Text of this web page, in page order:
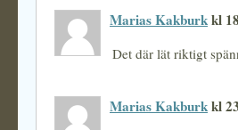
Marias Kakburkkl
Det där lät riktigt
Marias Kakburkkl